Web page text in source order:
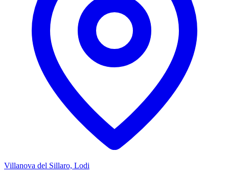
Villanova del Sillaro, Lodi